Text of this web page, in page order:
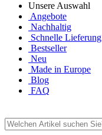
Unsere Auswahl
Angebote
Nachhaltig
Schnelle Lieferung
Bestseller
Neu
Made in Europe
Blog
FAQ